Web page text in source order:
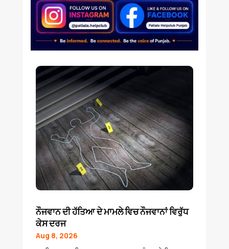
ਨੌਜਵਾਨ ਦੀ ਹੱਤਿਆ ਦੇ ਮਾਮਲੇ ਵਿਚ ਨੌਜਵਾਨਾਂ ਵਿਰੁੱਧ
ਕੇਸ ਦਰਜ
Aug 8, 2026